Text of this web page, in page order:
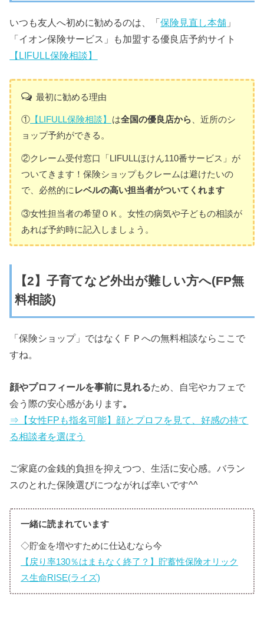
いつも友人へ初めに勧めるのは、「保険見直し本舗 」
「イオン保険サービス」も加盟する優良店予約サイト
【LIFULL保険相談】
最初に勧める理由
① 【LIFULL保険相談】 は全国の優良店から 、近所のシ
ョップ予約ができる。
②クレーム受付窓口「LIFULLほけん110番サービス」が
ついてきます！保険ショップもクレームは避けたいの
で、必然的にレベルの高い担当者がついてくれます
③女性担当者の希望ＯＫ。女性の病気や子どもの相談が
あれば予約時に記入しましょう。
【2】子育てなど外出が難しい方へ(FP無
料相談)
「保険ショップ」ではなくＦＰへの無料相談ならここで
すね。
顔やプロフィールを事前に見れるため、自宅やカフェで
会う際の安心感があります。
⇒【女性FPも指名可能】顔とプロフを見て、好感の持て
る相談者を選ぼう
ご家庭の金銭的負担を抑えつつ、生活に安心感。バラン
スのとれた保険選びにつながれば幸いです^^
一緒に読まれています
◇貯金を増やすために仕込むなら今
【戻り率130％はまもなく終了？】貯蓄性保険オリック
ス生命RISE(ライズ)